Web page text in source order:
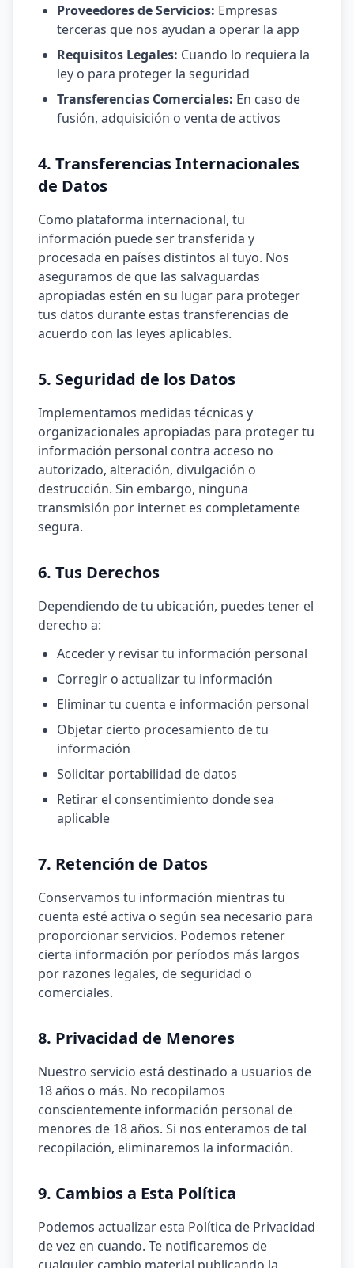
Proveedores de Servicios: Empresas
terceras que nos ayudan a operar la app
Requisitos Legales: Cuando lo requiera la
ley o para proteger la seguridad
Transferencias Comerciales: En caso de
fusión, adquisición o venta de activos
4. Transferencias Internacionales
de Datos
Como plataforma internacional, tu
información puede ser transferida y
procesada en países distintos al tuyo. Nos
aseguramos de que las salvaguardas
apropiadas estén en su lugar para proteger
tus datos durante estas transferencias de
acuerdo con las leyes aplicables.
5. Seguridad de los Datos
Implementamos medidas técnicas y
organizacionales apropiadas para proteger tu
información personal contra acceso no
autorizado, alteración, divulgación o
destrucción. Sin embargo, ninguna
transmisión por internet es completamente
segura.
6. Tus Derechos
Dependiendo de tu ubicación, puedes tener el
derecho a:
Acceder y revisar tu información personal
Corregir o actualizar tu información
Eliminar tu cuenta e información personal
Objetar cierto procesamiento de tu
información
Solicitar portabilidad de datos
Retirar el consentimiento donde sea
aplicable
7. Retención de Datos
Conservamos tu información mientras tu
cuenta esté activa o según sea necesario para
proporcionar servicios. Podemos retener
cierta información por períodos más largos
por razones legales, de seguridad o
comerciales.
8. Privacidad de Menores
Nuestro servicio está destinado a usuarios de
18 años o más. No recopilamos
conscientemente información personal de
menores de 18 años. Si nos enteramos de tal
recopilación, eliminaremos la información.
9. Cambios a Esta Política
Podemos actualizar esta Política de Privacidad
de vez en cuando. Te notificaremos de